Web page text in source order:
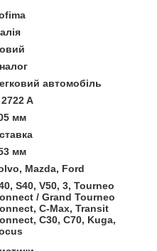
автомобіль
A
мм
мм
Mazda, Ford
S40, V50, 3, Tourneo
/ Grand Tourneo
C-Max, Transit
C30, C70, Kuga,